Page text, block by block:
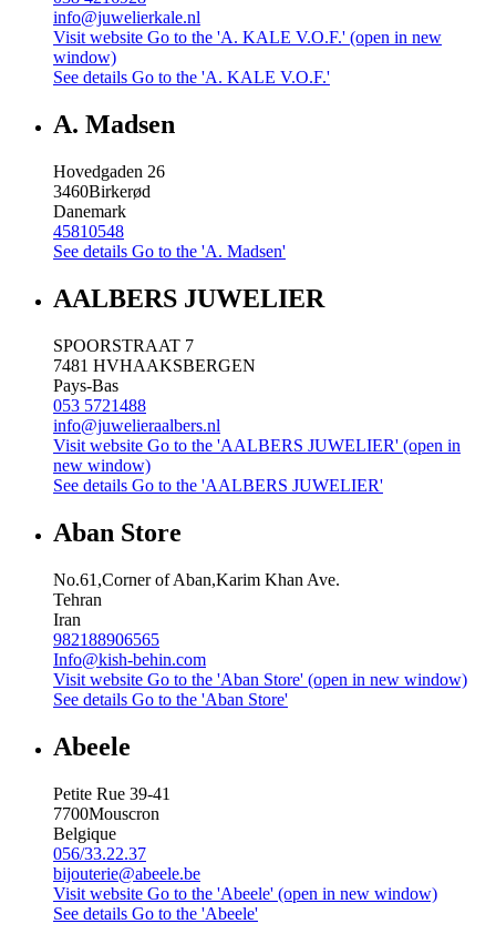
info@juwelierkale.nl
Visit website Go to the 'A. KALE V.O.F.' (open in new
window)
See details Go to the 'A. KALE V.O.F.'
A. Madsen
Hovedgaden 26
3460Birkerød
Danemark
45810548
See details Go to the 'A. Madsen'
AALBERS JUWELIER
SPOORSTRAAT 7
7481 HVHAAKSBERGEN
Pays-Bas
053 5721488
info@juwelieraalbers.nl
Visit website Go to the 'AALBERS JUWELIER' (open in
new window)
See details Go to the 'AALBERS JUWELIER'
Aban Store
No.61,Corner of Aban,Karim Khan Ave.
Tehran
Iran
982188906565
Info@kish-behin.com
Visit website Go to the 'Aban Store' (open in new window)
See details Go to the 'Aban Store'
Abeele
Petite Rue 39-41
7700Mouscron
Belgique
056/33.22.37
bijouterie@abeele.be
Visit website Go to the 'Abeele' (open in new window)
See details Go to the 'Abeele'